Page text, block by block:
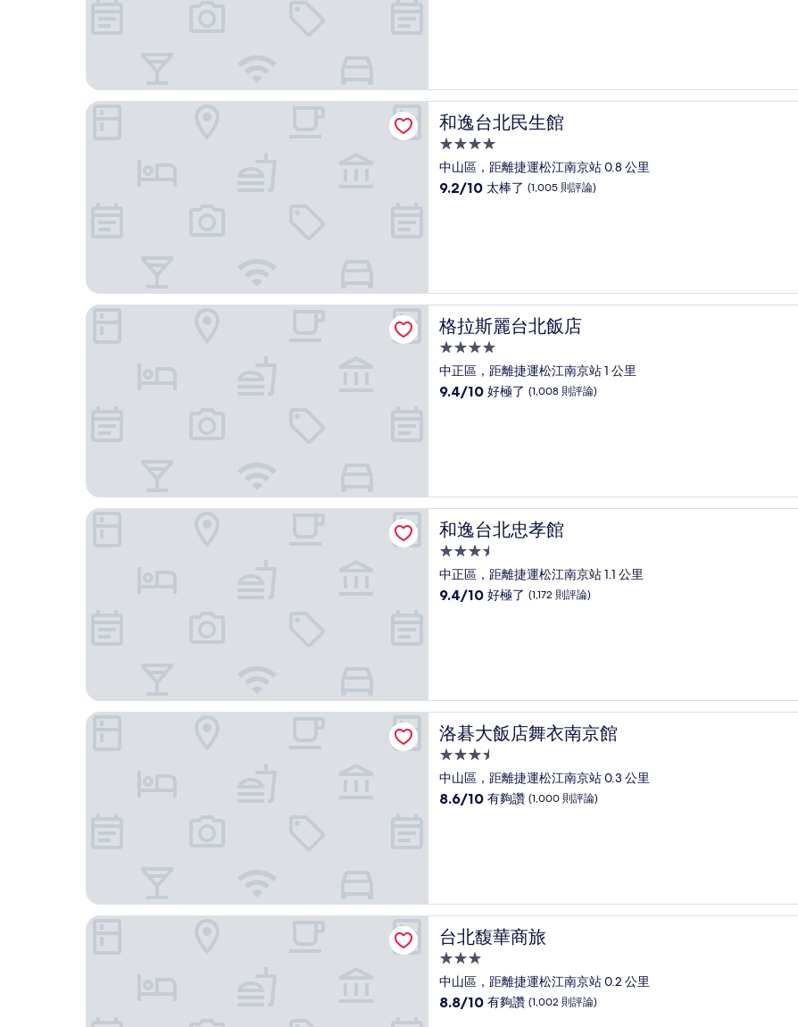
棒
了，
(1,723
則
評
論)
和逸台北民生館
和逸台北民生館
4.0
星
級
中山區，距離捷運松江南京站 0.8 公里
9.2
棒
了，
(1,005
則
評
論)
9.2/10 太棒了 (1,005 則評論)
和逸台北民生館
格拉斯麗台北飯店
格拉斯麗台北飯店
4.0
星
級
中正區，距離捷運松江南京站 1 公里
9.4
極
了，
(1,008
則
評
論)
9.4/10 好極了 (1,008 則評論)
格拉斯麗台北飯店
和逸台北忠孝館
和逸台北忠孝館
3.5
星
級
中正區，距離捷運松江南京站 1.1 公里
9.4
極
了，
(1,172
則
評
論)
9.4/10 好極了 (1,172 則評論)
和逸台北忠孝館
洛碁大飯店舞衣南京館
洛碁大飯店舞衣南京館
3.5
星
級
中山區，距離捷運松江南京站 0.3 公里
8.6
夠
讚，
(1,000
則
評
論)
8.6/10 有夠讚 (1,000 則評論)
洛碁大飯店舞衣南京館
台北馥華商旅
台北馥華商旅
3.0
星
級
中山區，距離捷運松江南京站 0.2 公里
8.8
8.8/10 有夠讚 (1,002 則評論)
台北馥華商旅